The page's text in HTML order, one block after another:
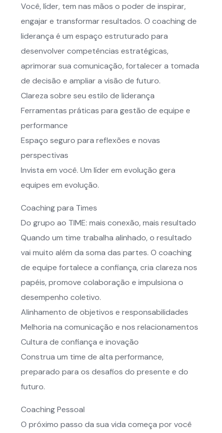
Você, líder, tem nas mãos o poder de inspirar,
engajar e transformar resultados. O coaching de
liderança é um espaço estruturado para
desenvolver competências estratégicas,
aprimorar sua comunicação, fortalecer a tomada
de decisão e ampliar a visão de futuro.
Clareza sobre seu estilo de liderança
Ferramentas práticas para gestão de equipe e
performance
Espaço seguro para reflexões e novas
perspectivas
Invista em você. Um líder em evolução gera
equipes em evolução.
Coaching para Times
Do grupo ao TIME: mais conexão, mais resultado
Quando um time trabalha alinhado, o resultado
vai muito além da soma das partes. O coaching
de equipe fortalece a confiança, cria clareza nos
papéis, promove colaboração e impulsiona o
desempenho coletivo.
Alinhamento de objetivos e responsabilidades
Melhoria na comunicação e nos relacionamentos
Cultura de confiança e inovação
Construa um time de alta performance,
preparado para os desafios do presente e do
futuro.
Coaching Pessoal
O próximo passo da sua vida começa por você